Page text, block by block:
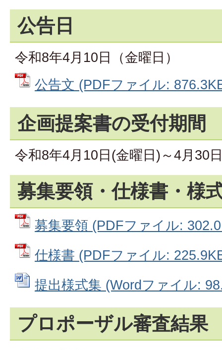
公告日
令和8年4月10日（金曜日）
公告文 (PDFファイル:
企画提案書の受付期間
令和8年4月10日(金曜日)～4月30
募集要領・仕様書・様
募集要領 (PDFファイル:
仕様書 (PDFファイル:
提出様式集 (Wordファイル:
プロポーザル審査結果